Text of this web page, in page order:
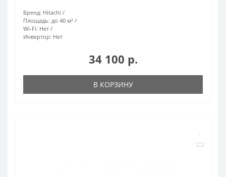
Бренд: Hitachi
Площадь: до 40 м²
Wi-Fi: Нет
Инвертор: Нет
34 100 р.
В КОРЗИНУ